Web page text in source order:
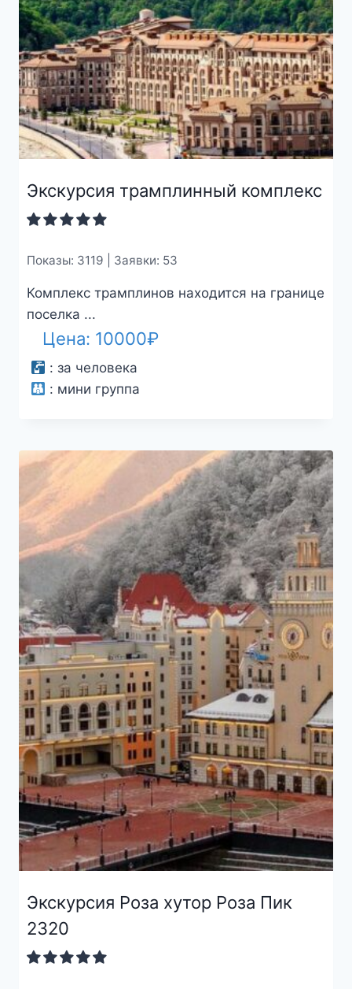
Экскурсия трамплинный комплекс
Показы: 3119 | Заявки: 53
Комплекс трамплинов находится на границе
поселка ...
Цена: 10000₽
: за человека
: мини группа
Экскурсия Роза хутор Роза Пик
2320